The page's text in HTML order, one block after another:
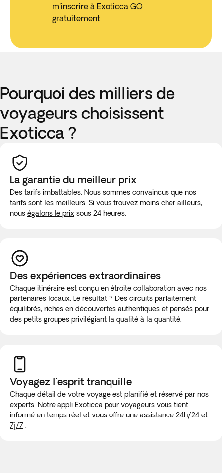
m'inscrire à Exoticca GO
gratuitement
Pourquoi des milliers de
voyageurs choisissent
Exoticca ?
La garantie du meilleur prix
Des tarifs imbattables. Nous sommes convaincus que nos
tarifs sont les meilleurs. Si vous trouvez moins cher ailleurs,
nous égalons le prix sous 24 heures.
Des expériences extraordinaires
Chaque itinéraire est conçu en étroite collaboration avec nos
partenaires locaux. Le résultat ? Des circuits parfaitement
équilibrés, riches en découvertes authentiques et pensés pour
des petits groupes privilégiant la qualité à la quantité.
Voyagez l'esprit tranquille
Chaque détail de votre voyage est planifié et réservé par nos
experts. Notre appli Exoticca pour voyageurs vous tient
informé en temps réel et vous offre une assistance 24h/24 et
7j/7